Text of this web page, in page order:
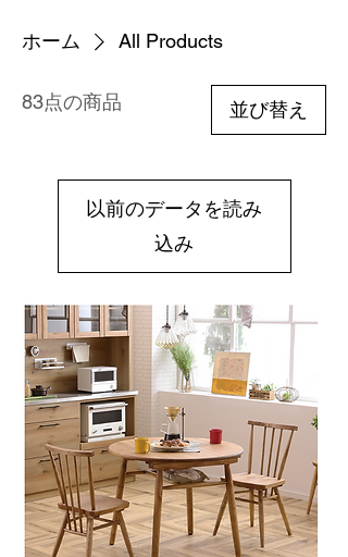
ホーム All Products
83点の商品 並び替え
以前のデータを読み
込み